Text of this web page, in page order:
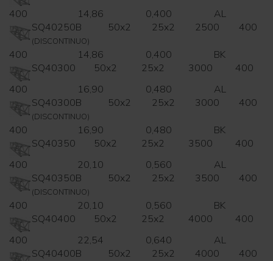
400
14,86 0,400
AL
SQ40250B
(DISCONTINUO)
50x2 25x2 2500 400
400 14,86 0,400
BK
SQ40300
50x2 25x2 3000
400
400
16,90 0,480
AL
SQ40300B
(DISCONTINUO)
50x2 25x2 3000 400
400 16,90 0,480
BK
SQ40350
50x2 25x2 3500
400
400
20,10 0,560
AL
SQ40350B
(DISCONTINUO)
50x2 25x2 3500 400
400 20,10 0,560
BK
SQ40400
50x2 25x2 4000
400
400
22,54 0,640
AL
SQ40400B
50x2 25x2 4000 400